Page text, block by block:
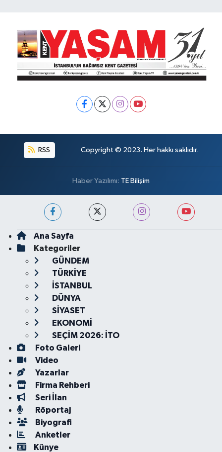
RSS Copyright © 2023. Her hakkı saklıdır.
Haber Yazılımı: TE Bilişim
Ana Sayfa
Kategoriler
GÜNDEM
TÜRKİYE
İSTANBUL
DÜNYA
SİYASET
EKONOMİ
SEÇİM 2026: İTO
Foto Galeri
Video
Yazarlar
Firma Rehberi
Seri İlan
Röportaj
Biyografi
Anketler
Künye